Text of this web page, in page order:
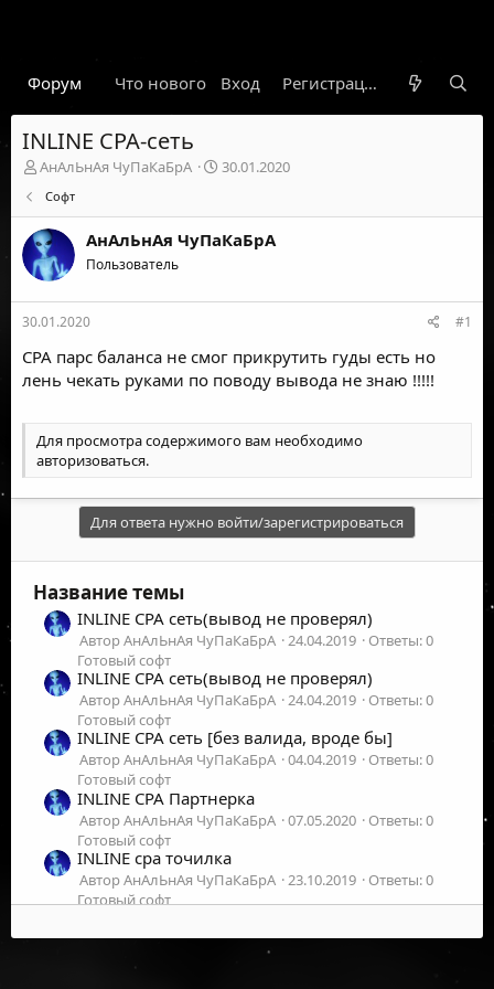
Форум Что нового Гарант Новости
Вход Регистрация
INLINE CPA-сеть
А
о
р
т
е
м
ы
АнАлЬнАя ЧуПаКаБрА
Д
н
а
30.01.2020
Софт
АнАлЬнАя ЧуПаКаБрА
Пользователь
30.01.2020 #1
CPA парс баланса не смог прикрутить гуды есть но
лень чекать руками по поводу вывода не знаю !!!!!
Для просмотра содержимого вам необходимо
авторизоваться.
Для ответа нужно войти/зарегистрироваться
Название темы
INLINE CPA сеть(вывод не проверял)
Автор АнАлЬнАя ЧуПаКаБрА 24.04.2019
Ответы: 0
Готовый софт
INLINE CPA сеть(вывод не проверял)
Автор АнАлЬнАя ЧуПаКаБрА 24.04.2019
Ответы: 0
Готовый софт
INLINE CPA сеть [без валида, вроде бы]
Автор АнАлЬнАя ЧуПаКаБрА 04.04.2019
Ответы: 0
Готовый софт
INLINE CPA Партнерка
Автор АнАлЬнАя ЧуПаКаБрА 07.05.2020
Ответы: 0
Готовый софт
INLINE cpa точилка
Автор АнАлЬнАя ЧуПаКаБрА 23.10.2019
Ответы: 0
Готовый софт
Автор АнАлЬнАя ЧуПаКаБрА 21.08.2019
Ответы: 0